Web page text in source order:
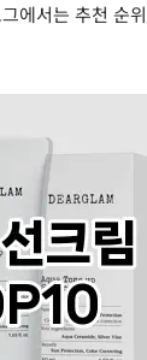
에서는 추천 순